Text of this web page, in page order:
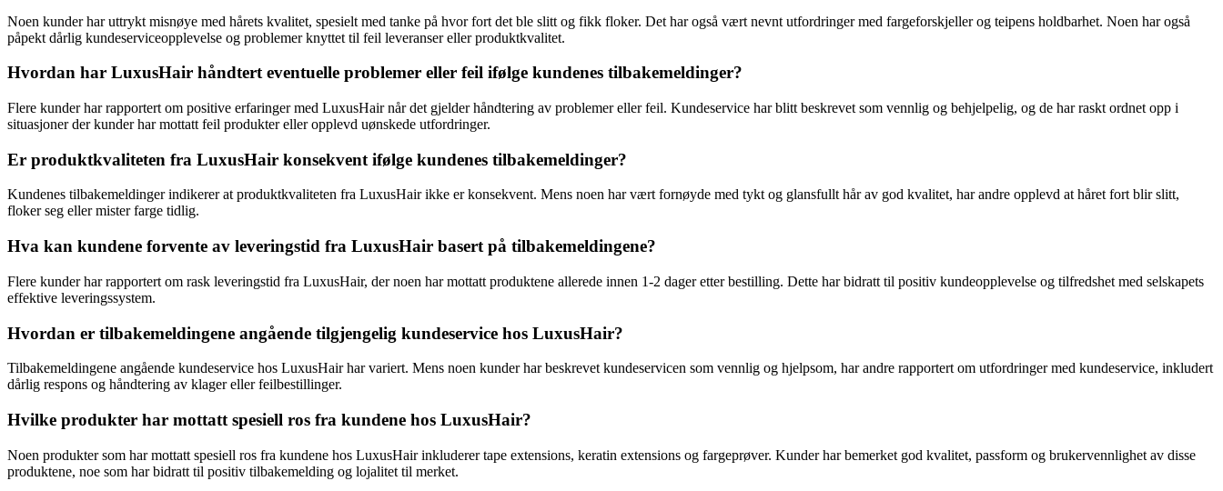
Noen kunder har uttrykt misnøye med hårets kvalitet, spesielt med tanke på hvor fort det ble slitt og fikk floker. Det har også vært nevnt utfordringer med fargeforskjeller og teipens holdbarhet. Noen har også
påpekt dårlig kundeserviceopplevelse og problemer knyttet til feil leveranser eller produktkvalitet.
Hvordan har LuxusHair håndtert eventuelle problemer eller feil ifølge kundenes tilbakemeldinger?
Flere kunder har rapportert om positive erfaringer med LuxusHair når det gjelder håndtering av problemer eller feil. Kundeservice har blitt beskrevet som vennlig og behjelpelig, og de har raskt ordnet opp i
situasjoner der kunder har mottatt feil produkter eller opplevd uønskede utfordringer.
Er produktkvaliteten fra LuxusHair konsekvent ifølge kundenes tilbakemeldinger?
Kundenes tilbakemeldinger indikerer at produktkvaliteten fra LuxusHair ikke er konsekvent. Mens noen har vært fornøyde med tykt og glansfullt hår av god kvalitet, har andre opplevd at håret fort blir slitt,
floker seg eller mister farge tidlig.
Hva kan kundene forvente av leveringstid fra LuxusHair basert på tilbakemeldingene?
Flere kunder har rapportert om rask leveringstid fra LuxusHair, der noen har mottatt produktene allerede innen 1-2 dager etter bestilling. Dette har bidratt til positiv kundeopplevelse og tilfredshet med selskapets
effektive leveringssystem.
Hvordan er tilbakemeldingene angående tilgjengelig kundeservice hos LuxusHair?
Tilbakemeldingene angående kundeservice hos LuxusHair har variert. Mens noen kunder har beskrevet kundeservicen som vennlig og hjelpsom, har andre rapportert om utfordringer med kundeservice, inkludert
dårlig respons og håndtering av klager eller feilbestillinger.
Hvilke produkter har mottatt spesiell ros fra kundene hos LuxusHair?
Noen produkter som har mottatt spesiell ros fra kundene hos LuxusHair inkluderer tape extensions, keratin extensions og fargeprøver. Kunder har bemerket god kvalitet, passform og brukervennlighet av disse
produktene, noe som har bidratt til positiv tilbakemelding og lojalitet til merket.